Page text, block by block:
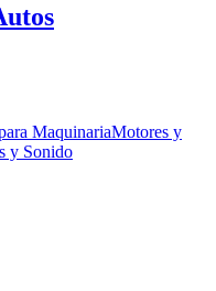
MaquinariaMotores y
y Sonido